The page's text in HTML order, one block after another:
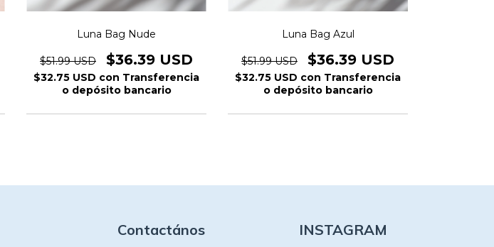
Luna Bag Nude
$51.99 USD $36.39 USD
$32.75 USD con Transferencia
o depósito bancario
Luna Bag Azul
$51.99 USD $36.39 USD
$32.75 USD con Transferencia
o depósito bancario
Contactános INSTAGRAM